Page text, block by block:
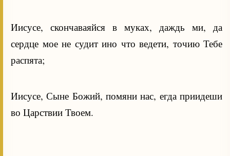
Иисусе, скончаваяйся в муках, даждь ми, да
сердце мое не судит ино что ведети, точию Тебе
распята;
Иисусе, Сыне Божий, помяни нас, егда приидеши
во Царствии Твоем.